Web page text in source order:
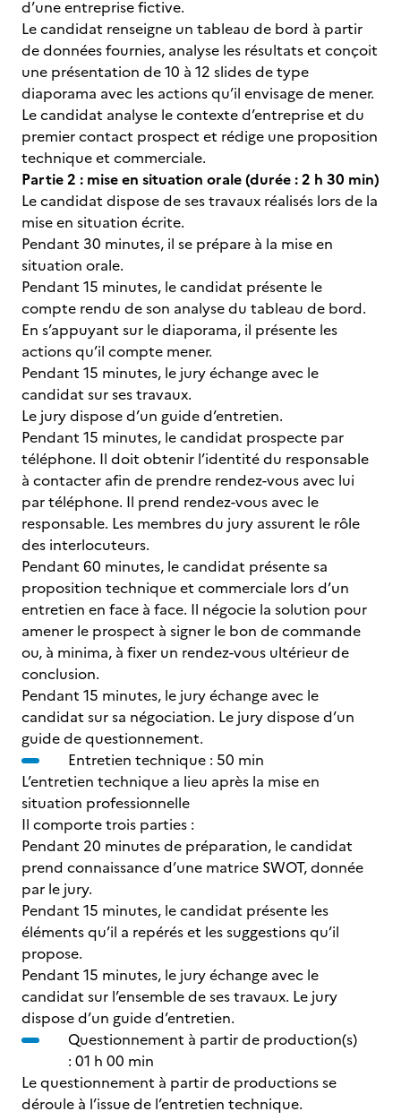
d’une entreprise fictive.
Le candidat renseigne un tableau de bord à partir
de données fournies, analyse les résultats et conçoit
une présentation de 10 à 12 slides de type
diaporama avec les actions qu’il envisage de mener.
Le candidat analyse le contexte d’entreprise et du
premier contact prospect et rédige une proposition
technique et commerciale.
Partie 2 : mise en situation orale (durée : 2 h 30 min)
Le candidat dispose de ses travaux réalisés lors de la
mise en situation écrite.
Pendant 30 minutes, il se prépare à la mise en
situation orale.
Pendant 15 minutes, le candidat présente le
compte rendu de son analyse du tableau de bord.
En s’appuyant sur le diaporama, il présente les
actions qu’il compte mener.
Pendant 15 minutes, le jury échange avec le
candidat sur ses travaux.
Le jury dispose d’un guide d’entretien.
Pendant 15 minutes, le candidat prospecte par
téléphone. Il doit obtenir l’identité du responsable
à contacter afin de prendre rendez-vous avec lui
par téléphone. Il prend rendez-vous avec le
responsable. Les membres du jury assurent le rôle
des interlocuteurs.
Pendant 60 minutes, le candidat présente sa
proposition technique et commerciale lors d’un
entretien en face à face. Il négocie la solution pour
amener le prospect à signer le bon de commande
ou, à minima, à fixer un rendez-vous ultérieur de
conclusion.
Pendant 15 minutes, le jury échange avec le
candidat sur sa négociation. Le jury dispose d’un
guide de questionnement.
Entretien technique : 50 min
L’entretien technique a lieu après la mise en
situation professionnelle
Il comporte trois parties :
Pendant 20 minutes de préparation, le candidat
prend connaissance d’une matrice SWOT, donnée
par le jury.
Pendant 15 minutes, le candidat présente les
éléments qu’il a repérés et les suggestions qu’il
propose.
Pendant 15 minutes, le jury échange avec le
candidat sur l’ensemble de ses travaux. Le jury
dispose d’un guide d’entretien.
Questionnement à partir de production(s)
: 01 h 00 min
Le questionnement à partir de productions se
déroule à l’issue de l’entretien technique.